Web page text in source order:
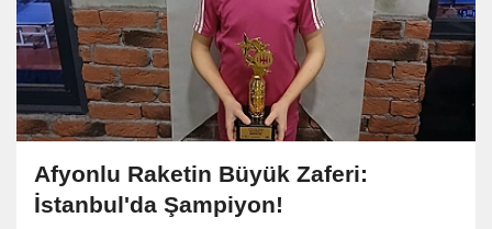
Afyonlu Raketin Büyük Zaferi:
İstanbul'da Şampiyon!